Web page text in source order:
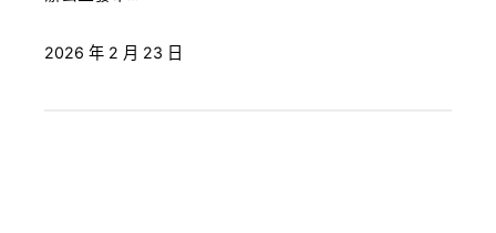
2026 年 2 月 23 日